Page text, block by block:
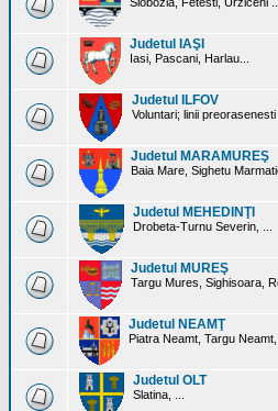
Judetul IAŞI
Iasi, Pascani, Harlau...
Judetul ILFOV
Voluntari; linii
Judetul MARAMUREŞ
Baia Mare, Sighetu
Judetul MEHEDINŢI
Drobeta-Turnu Severin, ...
Judetul MUREŞ
Targu Mures, Sighisoara,
Judetul NEAMŢ
Piatra Neamt, Targu Neamt,
Judetul OLT
Slatina, ...